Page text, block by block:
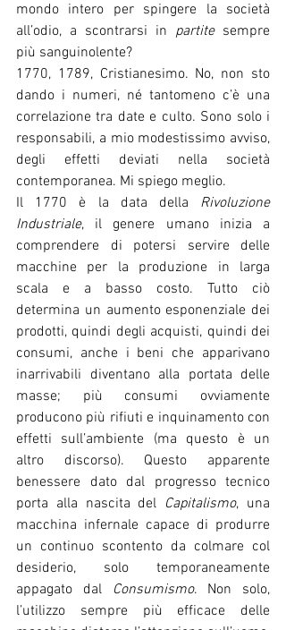
mondo intero per spingere la società
all’odio, a scontrarsi in partite sempre
più sanguinolente?
1770, 1789, Cristianesimo. No, non sto
dando i numeri, né tantomeno c’è una
correlazione tra date e culto. Sono solo i
responsabili, a mio modestissimo avviso,
degli effetti deviati nella società
contemporanea. Mi spiego meglio.
Il 1770 è la data della Rivoluzione
Industriale, il genere umano inizia a
comprendere di potersi servire delle
macchine per la produzione in larga
scala e a basso costo. Tutto ciò
determina un aumento esponenziale dei
prodotti, quindi degli acquisti, quindi dei
consumi, anche i beni che apparivano
inarrivabili diventano alla portata delle
masse; più consumi ovviamente
producono più rifiuti e inquinamento con
effetti sull’ambiente (ma questo è un
altro discorso). Questo apparente
benessere dato dal progresso tecnico
porta alla nascita del Capitalismo, una
macchina infernale capace di produrre
un continuo scontento da colmare col
desiderio, solo temporaneamente
appagato dal Consumismo. Non solo,
l’utilizzo sempre più efficace delle